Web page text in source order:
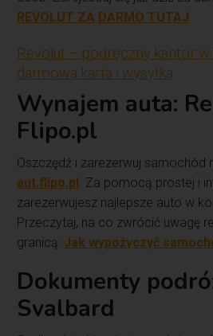
REVOLUT ZA DARMO TUTAJ
Revolut – podręczny kantor
darmowa karta i wysyłka
Wynajem auta:
Flipo.pl
Oszczędź i zarezerwuj samochód
aut.flipo.pl. Za pomocą prostej i
zarezerwujesz najlepsze auto w
Przeczytaj, na co zwrócić uwagę
granicą: Jak wypożyczyć
Dokumenty
Svalbard